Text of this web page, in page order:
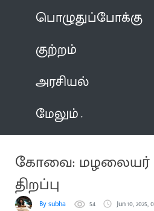
பொழுதுப்போக்கு
குற்றம்
அரசியல்
மேலும்
கோவை: மழலையர்
திறப்பு
By subha 54 Jun 10, 2025,